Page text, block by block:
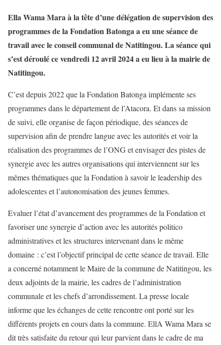
Ella Wama Mara à la tête d’une délégation de supervision des
programmes de la Fondation Batonga a eu une séance de
travail avec le conseil communal de Natitingou. La séance qui
s’est déroulé ce vendredi 12 avril 2024 a eu lieu à la mairie de
Natitingou.
C’est depuis 2022 que la Fondation Batonga implémente ses
programmes dans le département de l’Atacora. Et dans sa mission
de suivi, elle organise de façon périodique, des séances de
supervision afin de prendre langue avec les autorités et voir la
réalisation des programmes de l’ONG et envisager des pistes de
synergie avec les autres organisations qui interviennent sur les
mêmes thématiques que la Fondation à savoir le leadership des
adolescentes et l’autonomisation des jeunes femmes.
Evaluer l’état d’avancement des programmes de la Fondation et
favoriser une synergie d’action avec les autorités politico
administratives et les structures intervenant dans le même
domaine : c’est l’objectif principal de cette séance de travail. Elle
a concerné notamment le Maire de la commune de Natitingou, les
deux adjoints de la mairie, les cadres de l’administration
communale et les chefs d’arrondissement. La presse locale
informe que les échanges de cette rencontre ont porté sur les
différents projets en cours dans la commune. EllA Wama Mara se
dit très satisfaite du retour qui leur parvient dans le cadre de ma